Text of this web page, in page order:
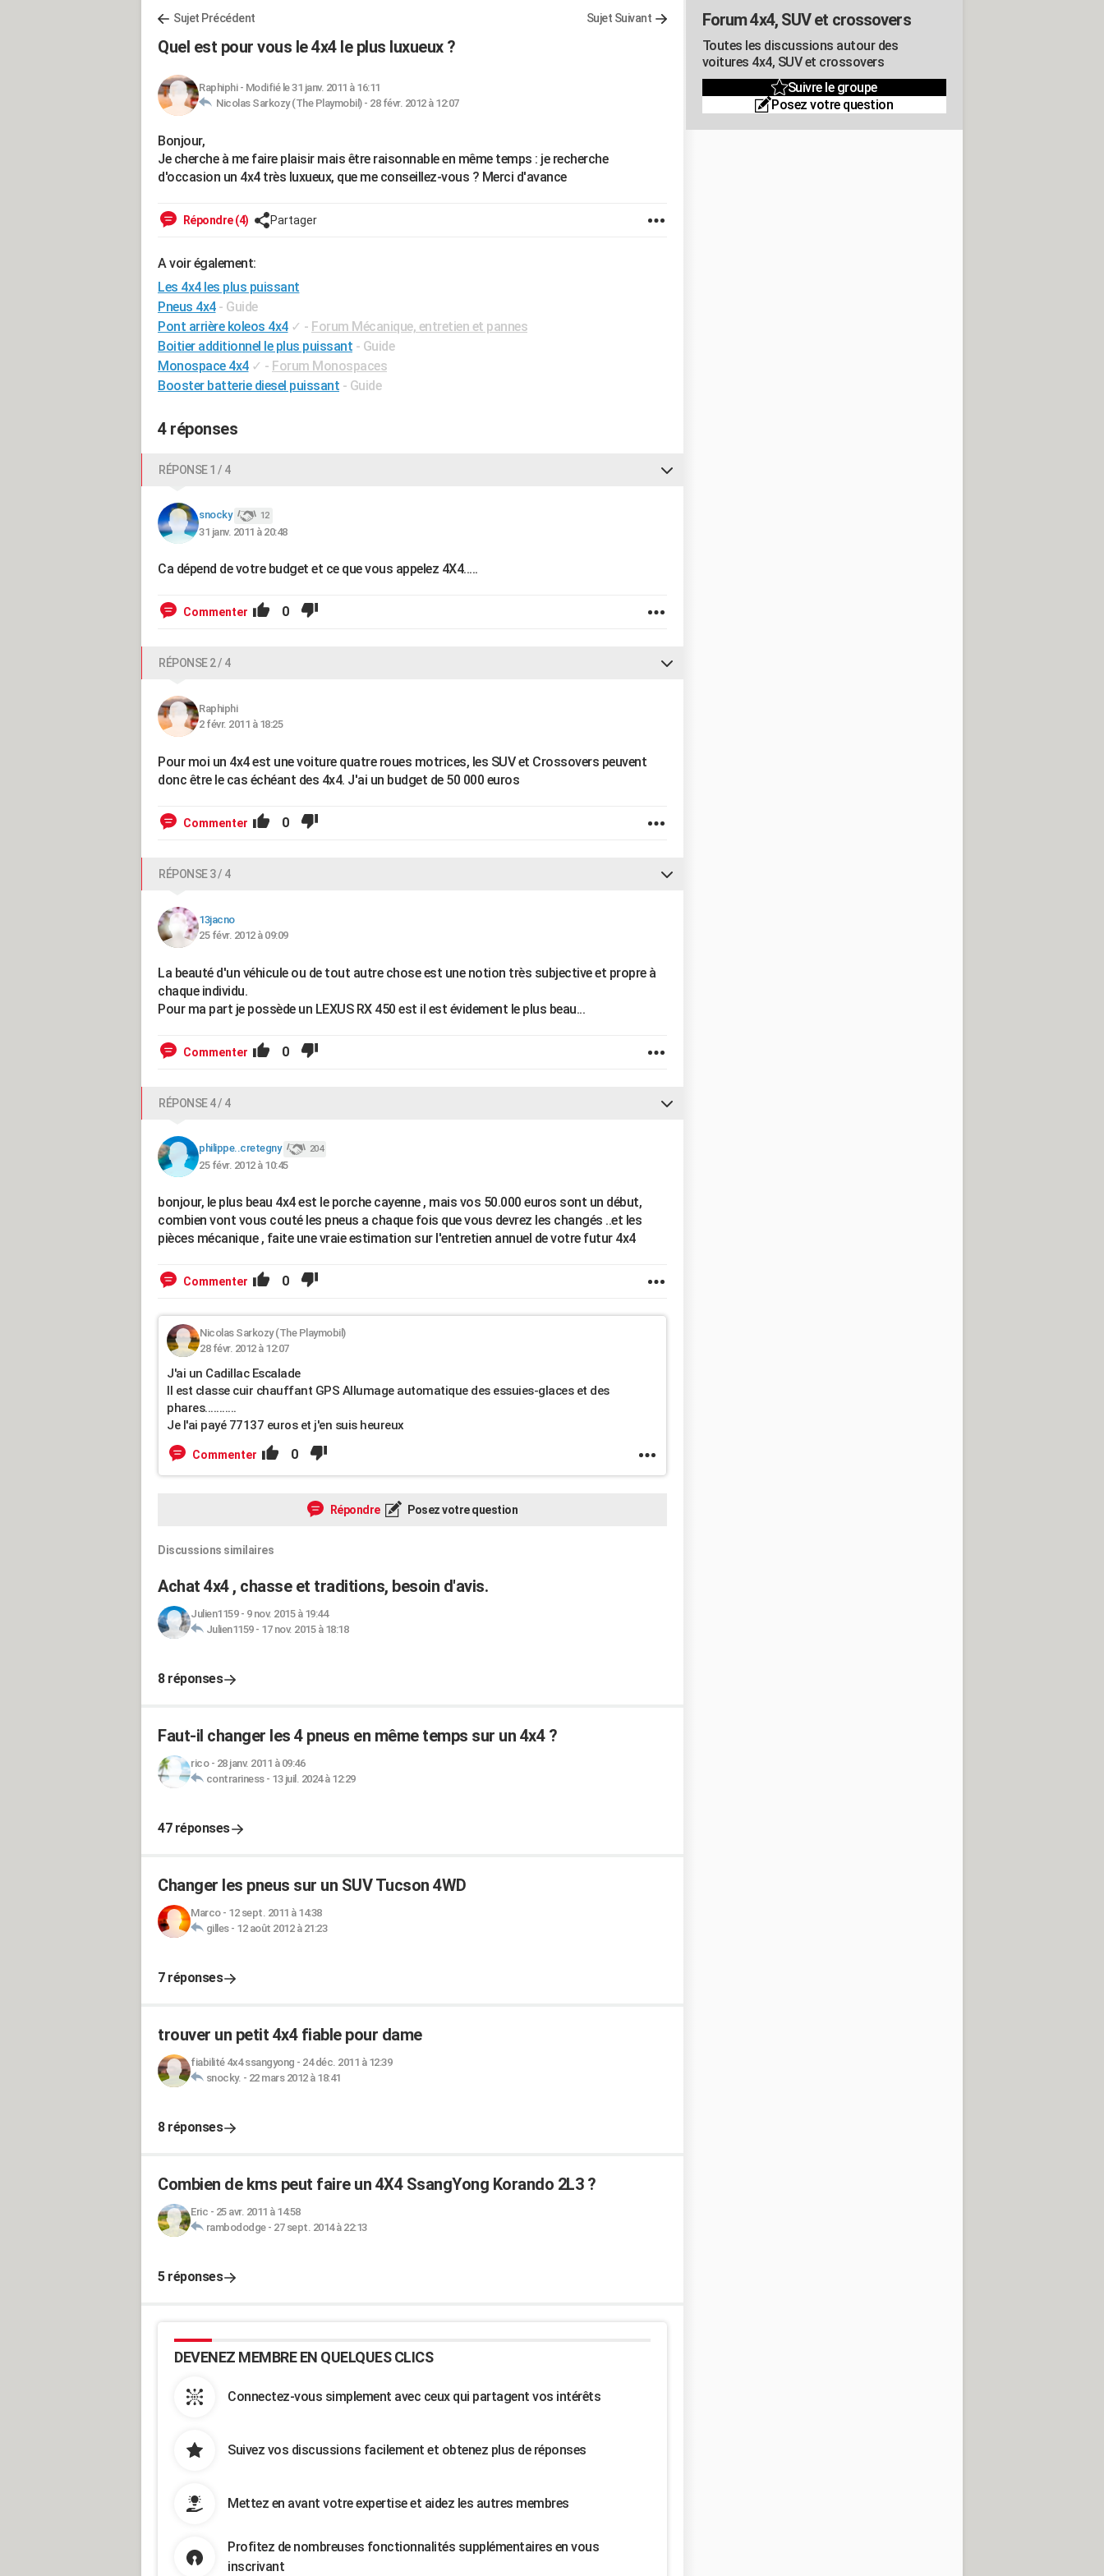
Sujet Précédent Sujet Suivant
Quel est pour vous le 4x4 le plus luxueux ?
Raphiphi- Modifié le 31 janv. 2011 à 16:11
Nicolas Sarkozy (The Playmobil) - 28 févr. 2012 à 12:07
Bonjour,
Je cherche à me faire plaisir mais être raisonnable en même temps : je recherche
d'occasion un 4x4 très luxueux, que me conseillez-vous ? Merci d'avance
Répondre (4) Partager
A voir également:
Les 4x4 les plus puissant
Pneus 4x4 - Guide
Pont arrière koleos 4x4 ✓ - Forum Mécanique, entretien et pannes
Boitier additionnel le plus puissant - Guide
Monospace 4x4 ✓ - Forum Monospaces
Booster batterie diesel puissant - Guide
4 réponses
RÉPONSE 1 / 4
snocky 12
31 janv. 2011 à 20:48
Ca dépend de votre budget et ce que vous appelez 4X4.....
Commenter 0
RÉPONSE 2 / 4
Raphiphi
2 févr. 2011 à 18:25
Pour moi un 4x4 est une voiture quatre roues motrices, les SUV et Crossovers peuvent
donc être le cas échéant des 4x4. J'ai un budget de 50 000 euros
Commenter 0
RÉPONSE 3 / 4
13jacno
25 févr. 2012 à 09:09
La beauté d'un véhicule ou de tout autre chose est une notion très subjective et propre à
chaque individu.
Pour ma part je possède un LEXUS RX 450 est il est évidement le plus beau...
Commenter 0
RÉPONSE 4 / 4
philippe..cretegny 204
25 févr. 2012 à 10:45
bonjour, le plus beau 4x4 est le porche cayenne , mais vos 50.000 euros sont un début,
combien vont vous couté les pneus a chaque fois que vous devrez les changés ..et les
pièces mécanique , faite une vraie estimation sur l'entretien annuel de votre futur 4x4
Commenter 0
Nicolas Sarkozy (The Playmobil)
28 févr. 2012 à 12:07
J'ai un Cadillac Escalade
Il est classe cuir chauffant GPS Allumage automatique des essuies-glaces et des
phares...........
Je l'ai payé 77137 euros et j'en suis heureux
Commenter 0
Répondre Posez votre question
Discussions similaires
Achat 4x4 , chasse et traditions, besoin d'avis.
Julien1159- 9 nov. 2015 à 19:44
Julien1159- 17 nov. 2015 à 18:18
8 réponses
Faut-il changer les 4 pneus en même temps sur un 4x4 ?
rico- 28 janv. 2011 à 09:46
contrariness- 13 juil. 2024 à 12:29
47 réponses
Changer les pneus sur un SUV Tucson 4WD
Marco- 12 sept. 2011 à 14:38
gilles- 12 août 2012 à 21:23
7 réponses
trouver un petit 4x4 fiable pour dame
fiabilité 4x4 ssangyong - 24 déc. 2011 à 12:39
snocky. - 22 mars 2012 à 18:41
8 réponses
Combien de kms peut faire un 4X4 SsangYong Korando 2L3 ?
Eric - 25 avr. 2011 à 14:58
rambododge- 27 sept. 2014 à 22:13
5 réponses
DEVENEZ MEMBRE EN QUELQUES CLICS
Connectez-vous simplement avec ceux qui partagent vos intérêts
Suivez vos discussions facilement et obtenez plus de réponses
Mettez en avant votre expertise et aidez les autres membres
Profitez de nombreuses fonctionnalités supplémentaires en vous
inscrivant
Forum 4x4, SUV et crossovers
Toutes les discussions autour des
voitures 4x4, SUV et crossovers
Suivre le groupe
Posez votre question